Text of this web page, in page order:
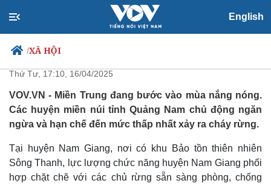
English
/XÃ HỘI
Chính trị
Đảng
Tổ chức nhân sự
Quốc hội
Nhận diện sự thật
Xã hội
Tin 24h
Dự báo thời tiết
Dấu ấn VOV
Việc làm
Huyện miền núi Nam Giang chủ
động phòng chống, cháy rừng
Thứ Tư, 17:10, 16/04/2025
VOV.VN - Miền Trung đang bước vào mùa nắng nóng.
Các huyện miền núi tỉnh Quảng Nam chủ động ngăn
ngừa và hạn chế đến mức thấp nhất xảy ra cháy rừng.
Tại huyện Nam Giang, nơi có khu Bảo tồn thiên nhiên
Sông Thanh, lực lượng chức năng huyện Nam Giang phối
hợp chặt chẽ với các chủ rừng sẵn sàng phòng, chống